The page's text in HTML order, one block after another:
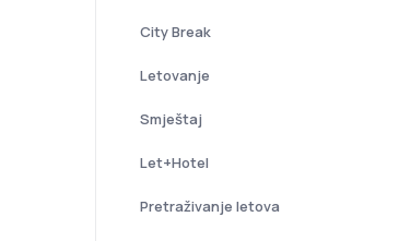
City Break
Letovanje
Smještaj
Let+Hotel
Pretraživanje letova